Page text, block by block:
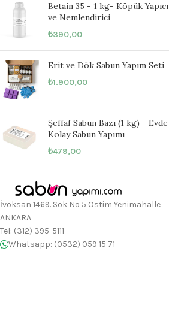
Betain 35 - 1 kg- Köpük Yapıcı
ve Nemlendirici
₺390,00
Erit ve Dök Sabun Yapım Seti
₺1.900,00
Şeffaf Sabun Bazı (1 kg) - Evde
Kolay Sabun Yapımı
₺479,00
İvoksan 1469. Sok No 5 Ostim Yenimahalle
ANKARA
Tel: (312) 395-5111
Whatsapp: (0532) 059 15 71